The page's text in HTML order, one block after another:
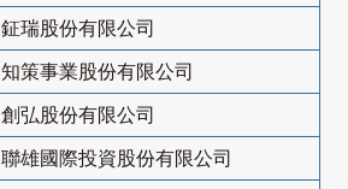
鉦瑞股份有限公司
知策事業股份有限公司
創弘股份有限公司
聯雄國際投資股份有限公司